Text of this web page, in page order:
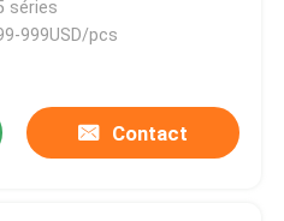
séries
999USD/pcs
Contact